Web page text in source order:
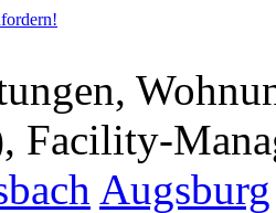
Facility-
Augsburg